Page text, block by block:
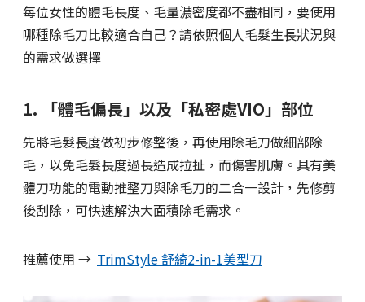
每位女性的體毛長度、毛量濃密度都不盡相同，要使用
哪種除毛刀比較適合自己？請依照個人毛髮生長狀況與
的需求做選擇
1. 「體毛偏長」以及「私密處VIO」部位
先將毛髮長度做初步修整後，再使用除毛刀做細部除
毛，以免毛髮長度過長造成拉扯，而傷害肌膚。具有美
體刀功能的電動推整刀與除毛刀的二合一設計，先修剪
後刮除，可快速解決大面積除毛需求。
推薦使用 → TrimStyle 舒綺2-in-1美型刀